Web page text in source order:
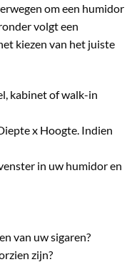
om een humidor
volgt een
kiezen van het juiste
kabinet of walk-in
x Hoogte. Indien
in uw humidor en
van uw sigaren?
zijn?